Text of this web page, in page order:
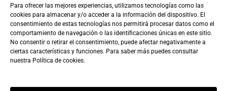
Para ofrecer las mejores experiencias, utilizamos tecnologías como las
cookies para almacenar y/o acceder a la información del dispositivo. El
consentimiento de estas tecnologías nos permitirá procesar datos como el
comportamiento de navegación o las identificaciones únicas en este sitio.
No consentir o retirar el consentimiento, puede afectar negativamente a
ciertas características y funciones. Para saber más puedes consultar
nuestra Política de cookies.
Tarifa de Envío
4,90€
Entrega Rápida
24-72h
Envíos Gratis
+100€